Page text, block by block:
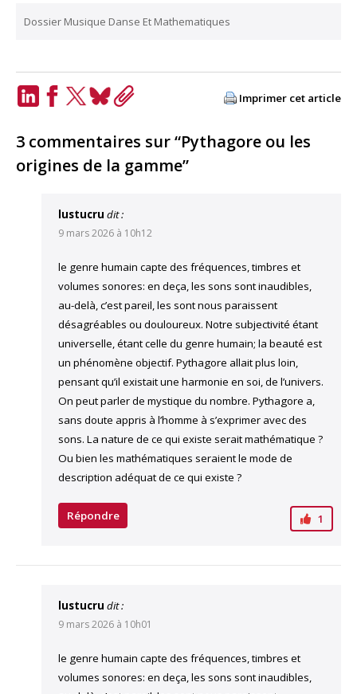
Dossier Musique Danse Et Mathematiques
Link
Imprimer cet article
3 commentaires sur “Pythagore ou les
origines de la gamme”
lustucru dit :
9 mars 2026 à 10h12
le genre humain capte des fréquences, timbres et
volumes sonores: en deça, les sons sont inaudibles,
au-delà, c’est pareil, les sont nous paraissent
désagréables ou douloureux. Notre subjectivité étant
universelle, étant celle du genre humain; la beauté est
un phénomène objectif. Pythagore allait plus loin,
pensant qu’il existait une harmonie en soi, de l’univers.
On peut parler de mystique du nombre. Pythagore a,
sans doute appris à l’homme à s’exprimer avec des
sons. La nature de ce qui existe serait mathématique ?
Ou bien les mathématiques seraient le mode de
description adéquat de ce qui existe ?
1
Répondre
lustucru dit :
9 mars 2026 à 10h01
le genre humain capte des fréquences, timbres et
volumes sonores: en deça, les sons sont inaudibles,